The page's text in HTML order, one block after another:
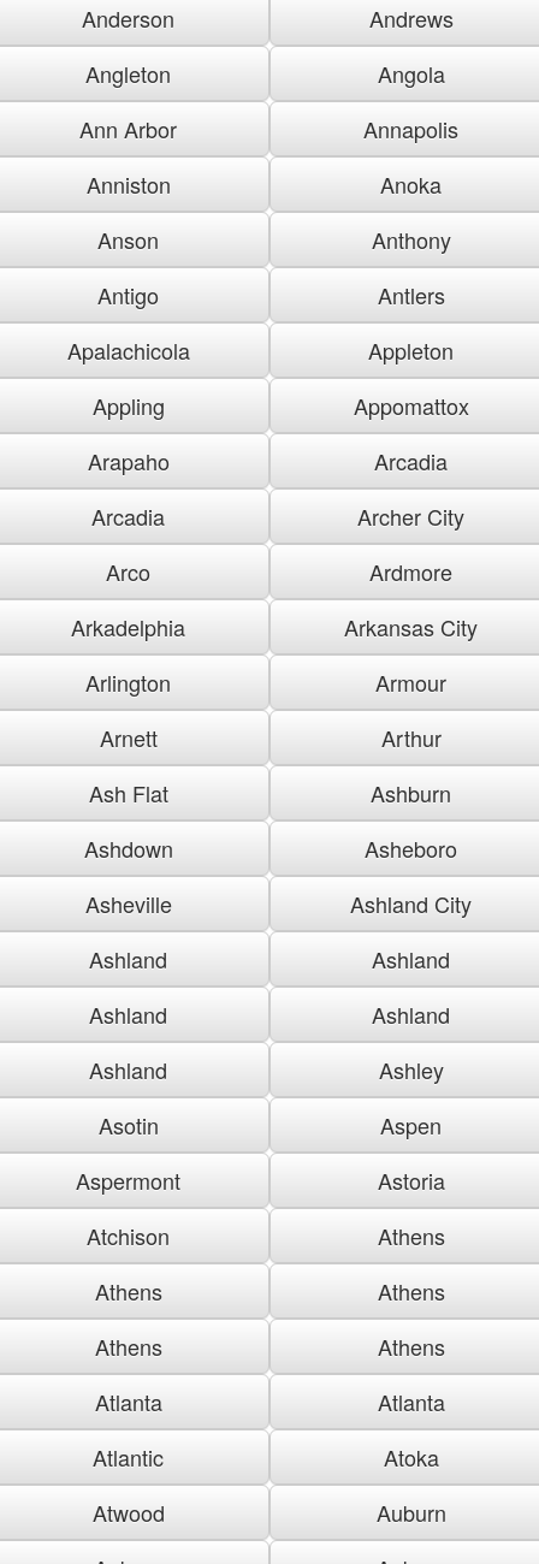
Anderson
Andrews
Angleton
Angola
Ann Arbor
Annapolis
Anniston
Anoka
Anson
Anthony
Antigo
Antlers
Apalachicola
Appleton
Appling
Appomattox
Arapaho
Arcadia
Arcadia
Archer City
Arco
Ardmore
Arkadelphia
Arkansas City
Arlington
Armour
Arnett
Arthur
Ash Flat
Ashburn
Ashdown
Asheboro
Asheville
Ashland City
Ashland
Ashland
Ashland
Ashland
Ashland
Ashley
Asotin
Aspen
Aspermont
Astoria
Atchison
Athens
Athens
Athens
Athens
Athens
Atlanta
Atlanta
Atlantic
Atoka
Atwood
Auburn